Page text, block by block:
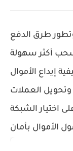
طرق الدفع
أكثر سهولة
إيداع الأموال
العملات
اختيار الشبكة